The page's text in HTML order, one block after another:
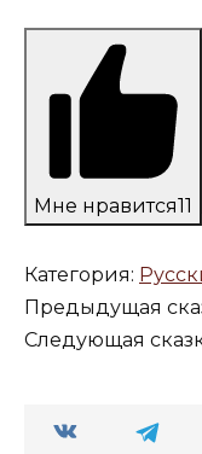
Мне нравится11
Категория:
Предыдущая
Следующая